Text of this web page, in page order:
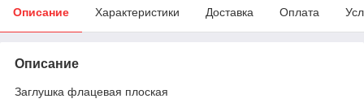
Описание Характеристики Доставка Оплата
Описание
Заглушка флацевая плоская